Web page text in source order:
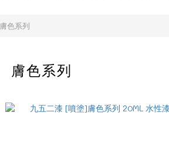
膚色系列
膚色系列